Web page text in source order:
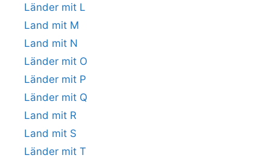
Länder mit L
Land mit M
Land mit N
Länder mit O
Länder mit P
Länder mit Q
Land mit R
Land mit S
Länder mit T